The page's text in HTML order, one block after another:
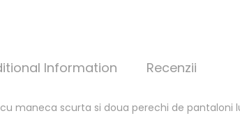
Information Recenzii
maneca scurta si doua perechi de pantaloni